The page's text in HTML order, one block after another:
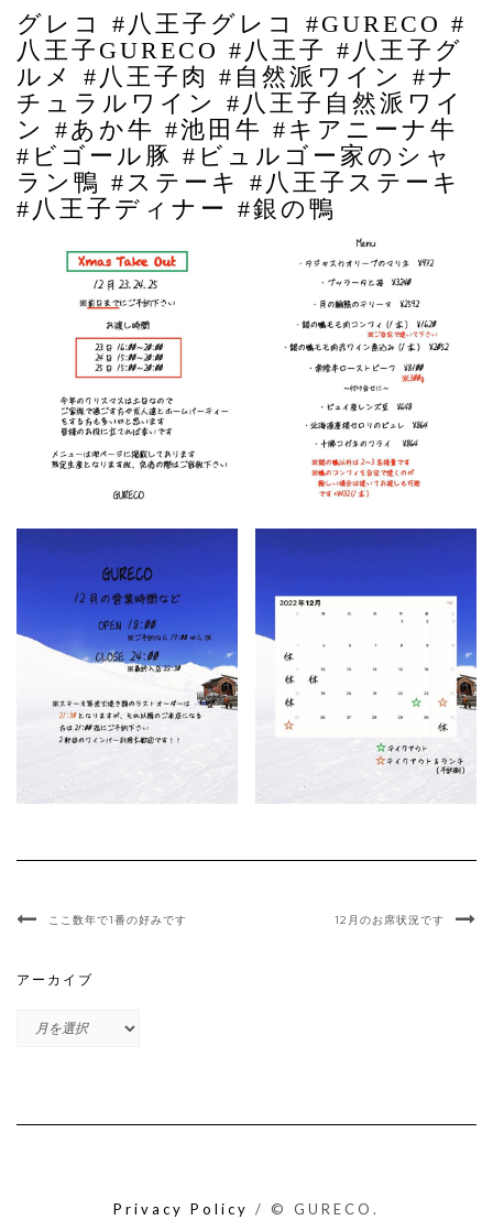
グレコ #八王子グレコ #GURECO #
八王子GURECO #八王子 #八王子グ
ルメ #八王子肉 #自然派ワイン #ナ
チュラルワイン #八王子自然派ワイ
ン #あか牛 #池田牛 #キアニーナ牛
#ビゴール豚 #ビュルゴー家のシャ
ラン鴨 #ステーキ #八王子ステーキ
#八王子ディナー #銀の鴨
ここ数年で1番の好みです 12月のお席状況です
アーカイブ
ブ
Privacy Policy / © GURECO.